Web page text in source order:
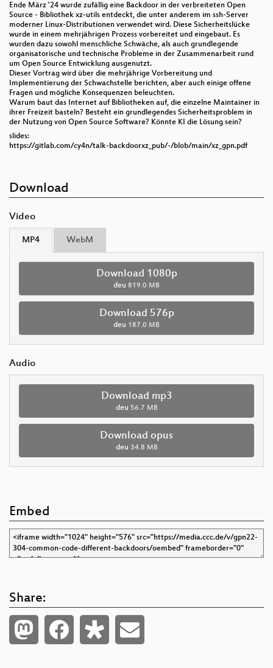
Ende März '24 wurde zufällig eine Backdoor in der verbreiteten Open
Source - Bibliothek xz-utils entdeckt, die unter anderem im ssh-Server
moderner Linux-Distributionen verwendet wird. Diese Sicherheitslücke
wurde in einem mehrjährigen Prozess vorbereitet und eingebaut. Es
wurden dazu sowohl menschliche Schwäche, als auch grundlegende
organisatorische und technische Probleme in der Zusammenarbeit rund
um Open Source Entwicklung ausgenutzt.
Dieser Vortrag wird über die mehrjährige Vorbereitung und
Implementierung der Schwachstelle berichten, aber auch einige offene
Fragen und mögliche Konsequenzen beleuchten.
Warum baut das Internet auf Bibliotheken auf, die einzelne Maintainer in
ihrer Freizeit basteln? Besteht ein grundlegendes Sicherheitsproblem in
der Nutzung von Open Source Software? Könnte KI die Lösung sein?
slides:
https://gitlab.com/cy4n/talk-backdoorxz_pub/-/blob/main/xz_gpn.pdf
Download
Video
MP4 WebM
Download 1080p
deu 819.0 MB
Download 576p
deu 187.0 MB
Audio
Download mp3
deu 56.7 MB
Download opus
deu 34.8 MB
Embed
Share: